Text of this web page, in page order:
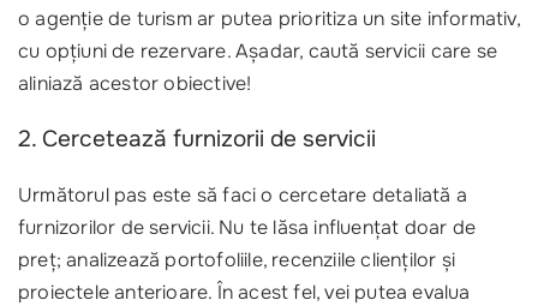
o agenție de turism ar putea prioritiza un site informativ,
cu opțiuni de rezervare. Așadar, caută servicii care se
aliniază acestor obiective!
2. Cercetează furnizorii de servicii
Următorul pas este să faci o cercetare detaliată a
furnizorilor de servicii. Nu te lăsa influențat doar de
preț; analizează portofoliile, recenziile clienților și
proiectele anterioare. În acest fel, vei putea evalua